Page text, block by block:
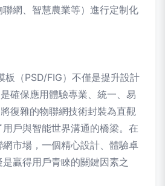
聯網、智慧農業等）進行定制化
板（PSD/FIG）不僅是提升設計
確保應用體驗專業、統一、易
復雜的物聯網技術封裝為直觀
戶與智能世界溝通的橋梁。在
市場，一個精心設計、體驗卓
贏得用戶青睞的關鍵因素之